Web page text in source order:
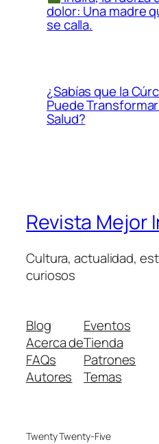
dolor: Una madre
se calla.
¿Sabías que la
Puede
Salud?
Revista Mejor
Cultura, actualidad,
curiosos
Blog
Acerca de
FAQs
Autores
Eventos
Tienda
Patrones
Temas
Twenty Twenty-Five